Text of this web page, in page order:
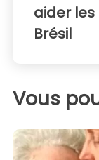
aider
Brésil
Vous